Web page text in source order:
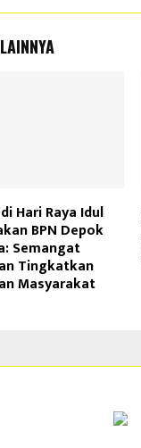
Hari Raya Idul
BPN Depok
Semangat
Tingkatkan
Masyarakat